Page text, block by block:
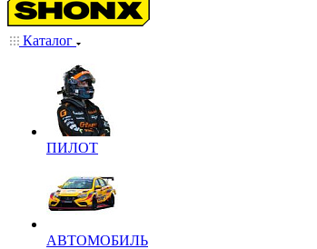
Каталог
ПИЛОТ
АВТОМОБИЛЬ